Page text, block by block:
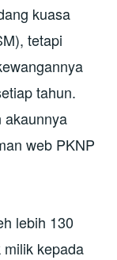
kuasa
tetapi
tahun.
akaunnya
web PKNP
lebih 130
kepada